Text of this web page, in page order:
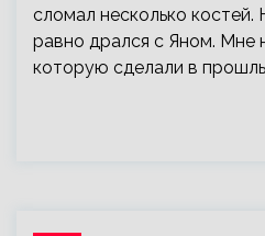
сломал несколько
равно дрался с Яном. Мне
которую сделали в